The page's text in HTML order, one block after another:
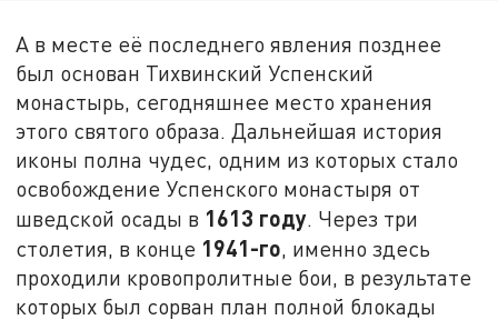
А в месте её последнего явления позднее
был основан Тихвинский Успенский
монастырь, сегодняшнее место хранения
этого святого образа. Дальнейшая история
иконы полна чудес, одним из которых стало
освобождение Успенского монастыря от
шведской осады в 1613 году. Через три
столетия, в конце 1941-го, именно здесь
проходили кровопролитные бои, в результате
которых был сорван план полной блокады